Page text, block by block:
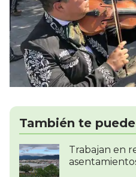
También te
Trabajan en